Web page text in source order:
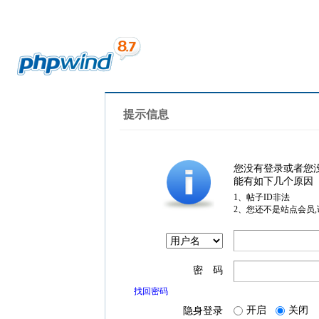
提示信息
您没有登录或者您
能有如下几个原因
1、帖子ID非法
2、您还不是站点会员
密 码
找回密码
隐身登录 开启 关闭